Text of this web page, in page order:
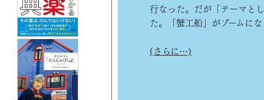
行なった。だが「テーマと
た。「蟹工船」がブームに
(さらに…)